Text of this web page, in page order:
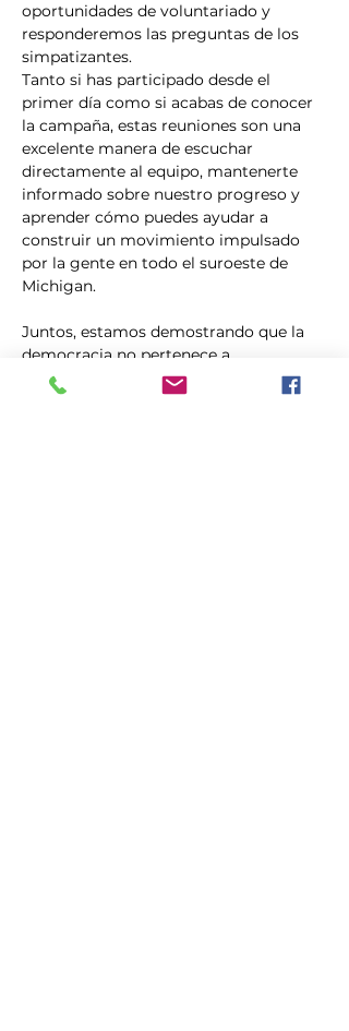
oportunidades de voluntariado y
responderemos las preguntas de los
simpatizantes.
Tanto si has participado desde el
primer día como si acabas de conocer
la campaña, estas reuniones son una
excelente manera de escuchar
directamente al equipo, mantenerte
informado sobre nuestro progreso y
aprender cómo puedes ayudar a
construir un movimiento impulsado
por la gente en todo el suroeste de
Michigan.
Juntos, estamos demostrando que la
democracia no pertenece a
multimillonarios, comités de acción
política corporativos ni a figuras